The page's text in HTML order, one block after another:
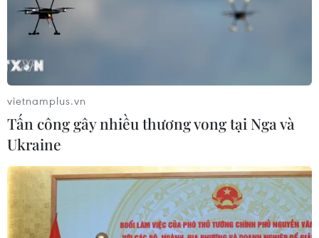
Tổng Giám đốc TTXVN Vũ Việt Trang đề nghị cần có cơ
chế chủ động bồi dưỡng nhân sự làm thông tin đối
để làm tốt hơn nhiệm vụ định hướng dư luận.
vietnamplus.vn
Tấn công gây nhiều thương vong tại Nga và
Ukraine